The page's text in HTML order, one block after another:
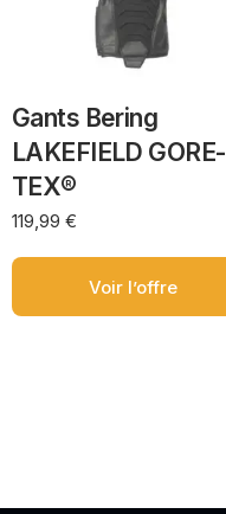
Gants Bering
LAKEFIELD GORE-
TEX®
119,99 €
Voir l’offre